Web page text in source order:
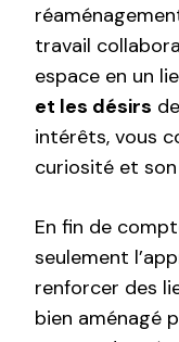
travail
espace en un
et les désirs
intérêts, vous
curiosité et son
En fin de
seulement
renforcer des
bien aménagé